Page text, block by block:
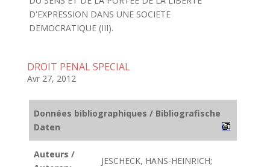
D'EXPRESSION DANS UNE SOCIETE
DEMOCRATIQUE (III).
DROIT PENAL SPECIAL
Avr 27, 2012
Données bibliographiques / Bibliografische
Daten
Auteurs /
JESCHECK, HANS-HEINRICH;